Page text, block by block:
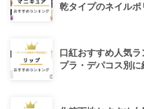
乾タイプのネイルポ
口紅おすすめ人気
プラ・デパコス別に